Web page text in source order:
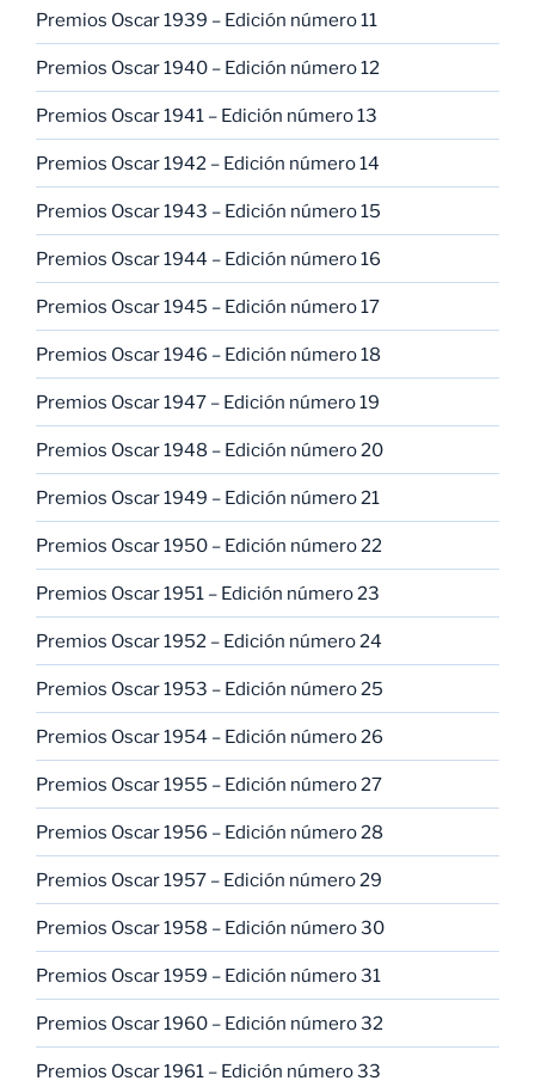
Premios Oscar 1939 – Edición número 11
Premios Oscar 1940 – Edición número 12
Premios Oscar 1941 – Edición número 13
Premios Oscar 1942 – Edición número 14
Premios Oscar 1943 – Edición número 15
Premios Oscar 1944 – Edición número 16
Premios Oscar 1945 – Edición número 17
Premios Oscar 1946 – Edición número 18
Premios Oscar 1947 – Edición número 19
Premios Oscar 1948 – Edición número 20
Premios Oscar 1949 – Edición número 21
Premios Oscar 1950 – Edición número 22
Premios Oscar 1951 – Edición número 23
Premios Oscar 1952 – Edición número 24
Premios Oscar 1953 – Edición número 25
Premios Oscar 1954 – Edición número 26
Premios Oscar 1955 – Edición número 27
Premios Oscar 1956 – Edición número 28
Premios Oscar 1957 – Edición número 29
Premios Oscar 1958 – Edición número 30
Premios Oscar 1959 – Edición número 31
Premios Oscar 1960 – Edición número 32
Premios Oscar 1961 – Edición número 33